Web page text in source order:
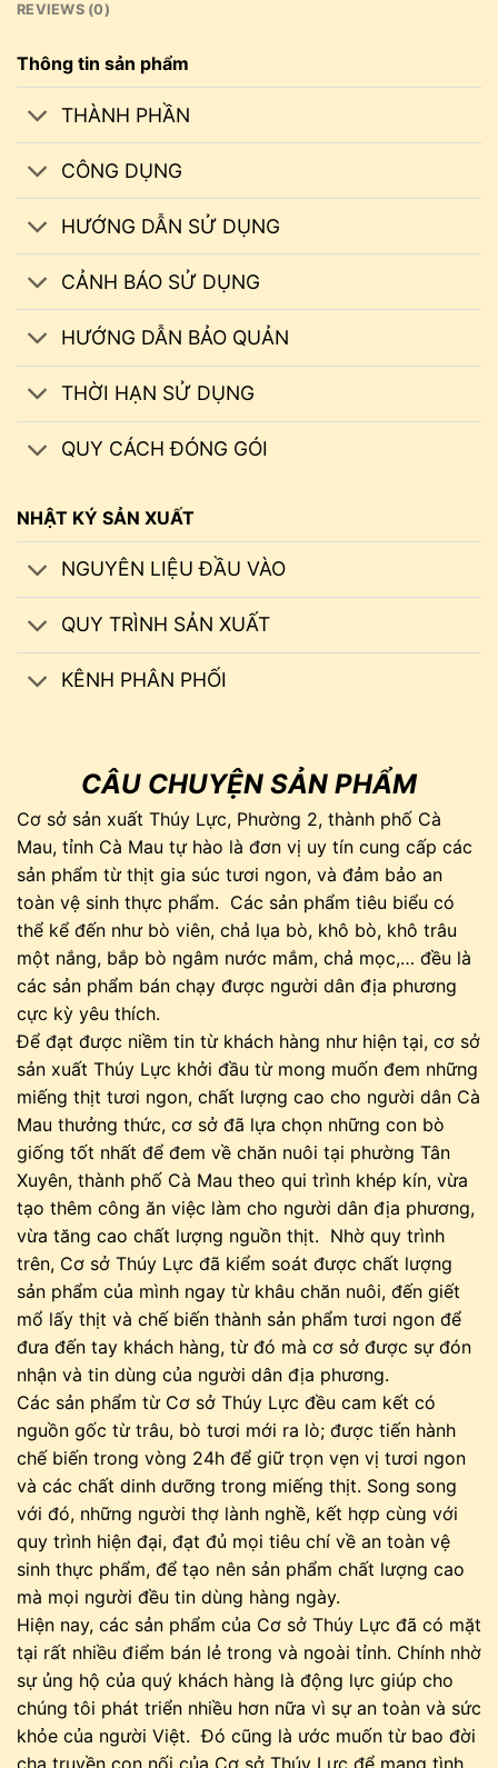
REVIEWS (0)
Thông tin sản phẩm
THÀNH PHẦN
CÔNG DỤNG
HƯỚNG DẪN SỬ DỤNG
CẢNH BÁO SỬ DỤNG
HƯỚNG DẪN BẢO QUẢN
THỜI HẠN SỬ DỤNG
QUY CÁCH ĐÓNG GÓI
NHẬT KÝ SẢN XUẤT
NGUYÊN LIỆU ĐẦU VÀO
QUY TRÌNH SẢN XUẤT
KÊNH PHÂN PHỐI
CÂU CHUYỆN SẢN PHẨM
Cơ sở sản xuất Thúy Lực, Phường 2, thành phố Cà
Mau, tỉnh Cà Mau tự hào là đơn vị uy tín cung cấp các
sản phẩm từ thịt gia súc tươi ngon, và đảm bảo an
toàn vệ sinh thực phẩm. Các sản phẩm tiêu biểu có
thể kể đến như bò viên, chả lụa bò, khô bò, khô trâu
một nắng, bắp bò ngâm nước mắm, chả mọc,… đều là
các sản phẩm bán chạy được người dân địa phương
cực kỳ yêu thích.
Để đạt được niềm tin từ khách hàng như hiện tại, cơ sở
sản xuất Thúy Lực khởi đầu từ mong muốn đem những
miếng thịt tươi ngon, chất lượng cao cho người dân Cà
Mau thưởng thức, cơ sở đã lựa chọn những con bò
giống tốt nhất để đem về chăn nuôi tại phường Tân
Xuyên, thành phố Cà Mau theo qui trình khép kín, vừa
tạo thêm công ăn việc làm cho người dân địa phương,
vừa tăng cao chất lượng nguồn thịt. Nhờ quy trình
trên, Cơ sở Thúy Lực đã kiểm soát được chất lượng
sản phẩm của mình ngay từ khâu chăn nuôi, đến giết
mổ lấy thịt và chế biến thành sản phẩm tươi ngon để
đưa đến tay khách hàng, từ đó mà cơ sở được sự đón
nhận và tin dùng của người dân địa phương.
Các sản phẩm từ Cơ sở Thúy Lực đều cam kết có
nguồn gốc từ trâu, bò tươi mới ra lò; được tiến hành
chế biến trong vòng 24h để giữ trọn vẹn vị tươi ngon
và các chất dinh dưỡng trong miếng thịt. Song song
với đó, những người thợ lành nghề, kết hợp cùng với
quy trình hiện đại, đạt đủ mọi tiêu chí về an toàn vệ
sinh thực phẩm, để tạo nên sản phẩm chất lượng cao
mà mọi người đều tin dùng hàng ngày.
Hiện nay, các sản phẩm của Cơ sở Thúy Lực đã có mặt
tại rất nhiều điểm bán lẻ trong và ngoài tỉnh. Chính nhờ
sự ủng hộ của quý khách hàng là động lực giúp cho
chúng tôi phát triển nhiều hơn nữa vì sự an toàn và sức
khỏe của người Việt. Đó cũng là ước muốn từ bao đời
cha truyền con nối của Cơ sở Thúy Lực để mang tình